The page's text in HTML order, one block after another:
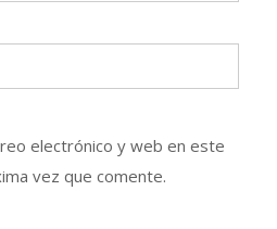
electrónico y web en este
vez que comente.